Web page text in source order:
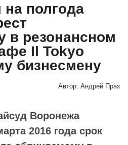
полгода
в резонансном
Il Tokyo
бизнесмену
Автор: Андрей Прах
Воронежа
2016 года срок